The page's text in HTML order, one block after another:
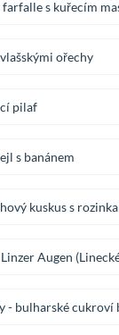
s kuřecím
ořechy
pilaf
s banánem
kuskus s
Augen
- bulharské cukroví